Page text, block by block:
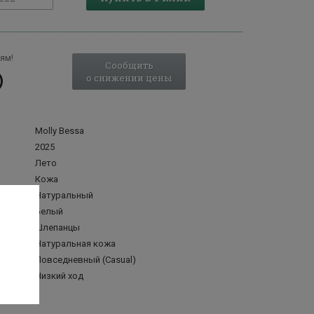
Сообщить
о снижении цены
Molly Bessa
2025
Лето
Кожа
Натуральный
Белый
Шлепанцы
Натуральная кожа
Повседневный (Casual)
Низкий ход